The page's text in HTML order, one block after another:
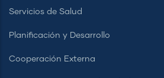
Servicios de Salud
Planificación y Desarrollo
Cooperación Externa